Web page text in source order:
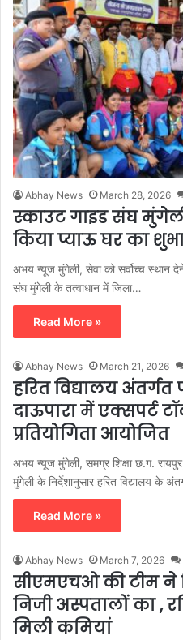
Abhay News March 28, 2026
स्काउट गाइड संघ
किया प्याऊ घर का
अभय न्यूज मुंगेली, सेवा को सर्वोच्च स्थान
संघ मुंगेली के तत्वाधान में जिला…
Read More »
Abhay News March 21, 2026
हरित विद्यालय अंतर्गत
दाऊपारा में एक्सपर्ट
प्रतियोगिता आयोजित
अभय न्यूज मुंगेली, समग्र शिक्षा छ.ग.
मुंगेली के निर्देशानुसार हरित विद्यालय के
Read More »
Abhay News March 7, 2026
सीएमएचओ की टीम ने
निजी अस्पतालों का ,
मिली कमियां